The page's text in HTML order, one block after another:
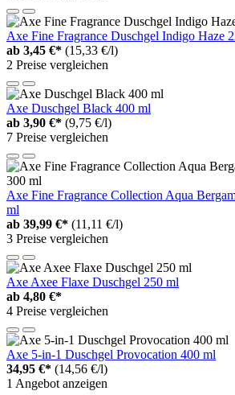
Axe Fine Fragrance Duschgel Indigo Haze
ab 3,45 €* (15,33 €/l)
2 Preise vergleichen
Axe Duschgel Black 400 ml
ab 3,90 €* (9,75 €/l)
7 Preise vergleichen
Axe Fine Fragrance Collection Aqua
ml
ab 39,99 €* (11,11 €/l)
3 Preise vergleichen
Axe Axee Flaxe Duschgel 250 ml
ab 4,80 €*
4 Preise vergleichen
Axe 5-in-1 Duschgel Provocation 400 ml
34,95 €* (14,56 €/l)
1 Angebot anzeigen